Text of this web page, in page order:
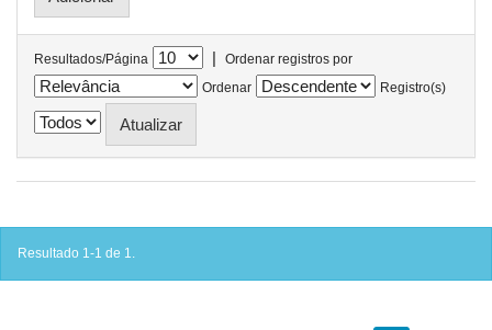
Resultados/Página |
Ordenar registros por
Ordenar
Registro(s)
Resultado 1-1 de 1.